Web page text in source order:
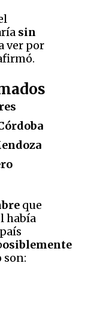
sin
ver por
que
había
osiblemente
son: